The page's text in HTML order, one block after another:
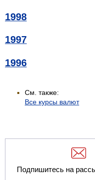
1998
1997
1996
См. также:
Все курсы валют
Подпишитесь на